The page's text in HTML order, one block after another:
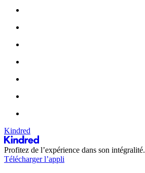
Kindred
Profitez de l’expérience dans son intégralité.
Télécharger l’appli